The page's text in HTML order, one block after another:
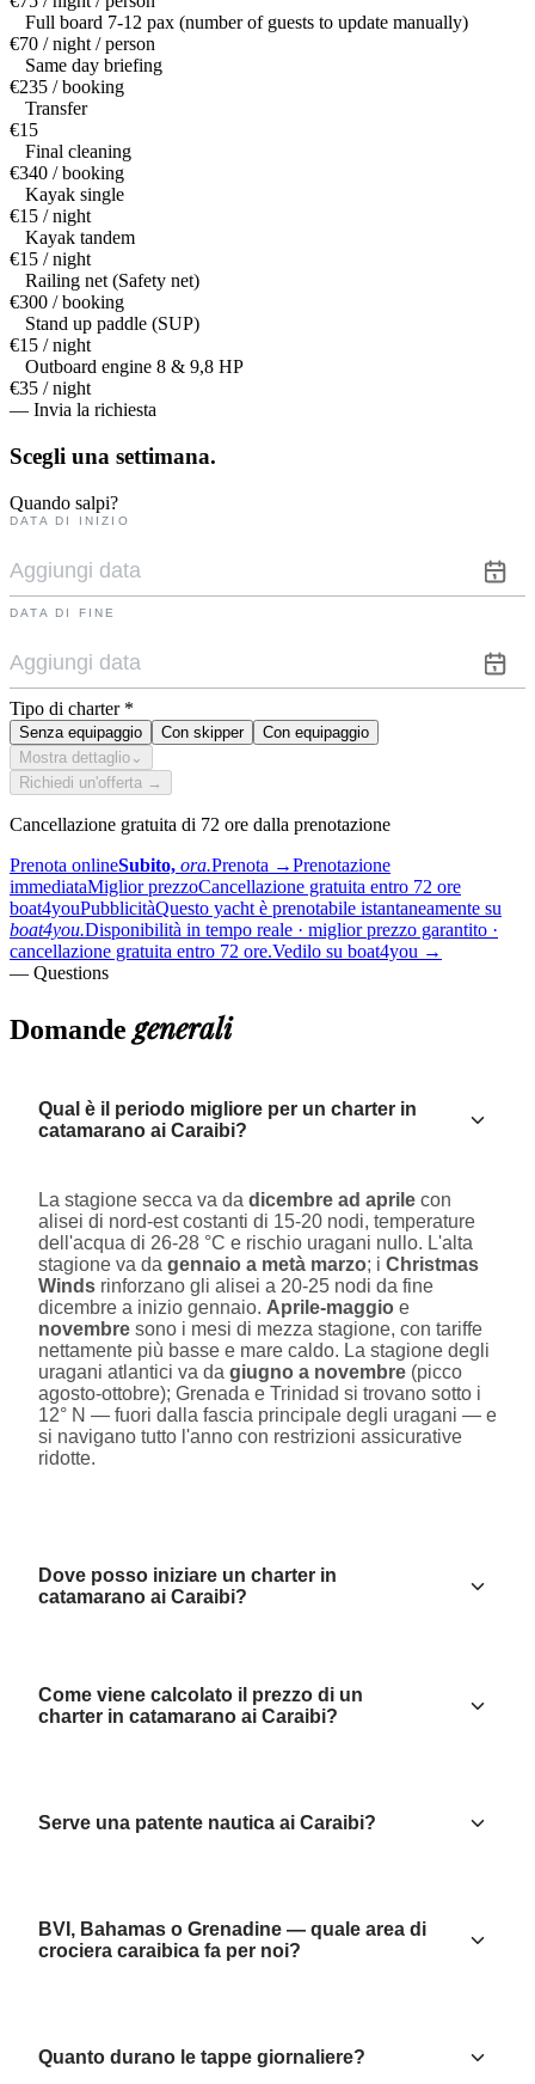
Full board 7-12 pax (number of guests to update manually)
€70 / night / person
Same day briefing
€235 / booking
Transfer
€15
Final cleaning
€340 / booking
Kayak single
€15 / night
Kayak tandem
€15 / night
Railing net (Safety net)
€300 / booking
Stand up paddle (SUP)
€15 / night
Outboard engine 8 & 9,8 HP
€35 / night
— Invia la richiesta
Scegli una settimana.
Quando salpi?
DATA DI INIZIO
DATA DI FINE
Tipo di charter *
Senza equipaggio Con skipper
Con equipaggio
Mostra dettaglio ⌄
Richiedi un'offerta →
Cancellazione gratuita di 72 ore dalla prenotazione
Prenota onlineSubito, ora.Prenota →Prenotazione
immediataMiglior prezzoCancellazione gratuita entro 72 ore
boat4youPubblicitàQuesto yacht è prenotabile istantaneamente su
boat4you.Disponibilità in tempo reale · miglior prezzo garantito ·
cancellazione gratuita entro 72 ore.Vedilo su boat4you →
— Questions
Domande generali
Qual è il periodo migliore per un charter in
catamarano ai Caraibi?
La stagione secca va da dicembre ad aprile con
alisei di nord-est costanti di 15-20 nodi, temperature
dell'acqua di 26-28 °C e rischio uragani nullo. L'alta
stagione va da gennaio a metà marzo; i Christmas
Winds rinforzano gli alisei a 20-25 nodi da fine
dicembre a inizio gennaio. Aprile-maggio e
novembre sono i mesi di mezza stagione, con tariffe
nettamente più basse e mare caldo. La stagione degli
uragani atlantici va da giugno a novembre (picco
agosto-ottobre); Grenada e Trinidad si trovano sotto i
12° N — fuori dalla fascia principale degli uragani — e
si navigano tutto l'anno con restrizioni assicurative
ridotte.
Dove posso iniziare un charter in
catamarano ai Caraibi?
Come viene calcolato il prezzo di un
charter in catamarano ai Caraibi?
Serve una patente nautica ai Caraibi?
BVI, Bahamas o Grenadine — quale area di
crociera caraibica fa per noi?
Quanto durano le tappe giornaliere?